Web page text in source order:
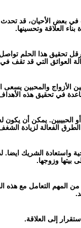
في بعض الأحيان، قد
العلاقة وتحسينها.
تحقيق هذا الحلم
العوائق التي قد تقف
الأزواج والمحبين يسعى
في تحقيق هذه
الحبيبين. يمكن أن يكون
الفعالة لزيادة الشغف
واستعادة الشريك ايضا.
بيتها وزوجها.
من المهم التعامل مع هذه
إلى العلاقة.